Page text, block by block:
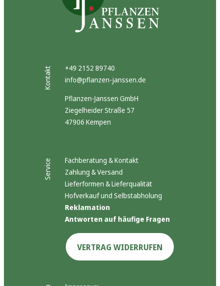
Kontakt
+49 2152 89740
info@pflanzen-janssen.de
Pflanzen-Janssen GmbH
Ziegelheider Straße 57
47906 Kempen
Service
Fachberatung & Kontakt
Zahlung & Versand
Lieferformen & Lieferqualität
Hofverkauf und Selbstabholung
Reklamation
Antworten auf häufige Fragen
VERTRAG WIDERRUFEN